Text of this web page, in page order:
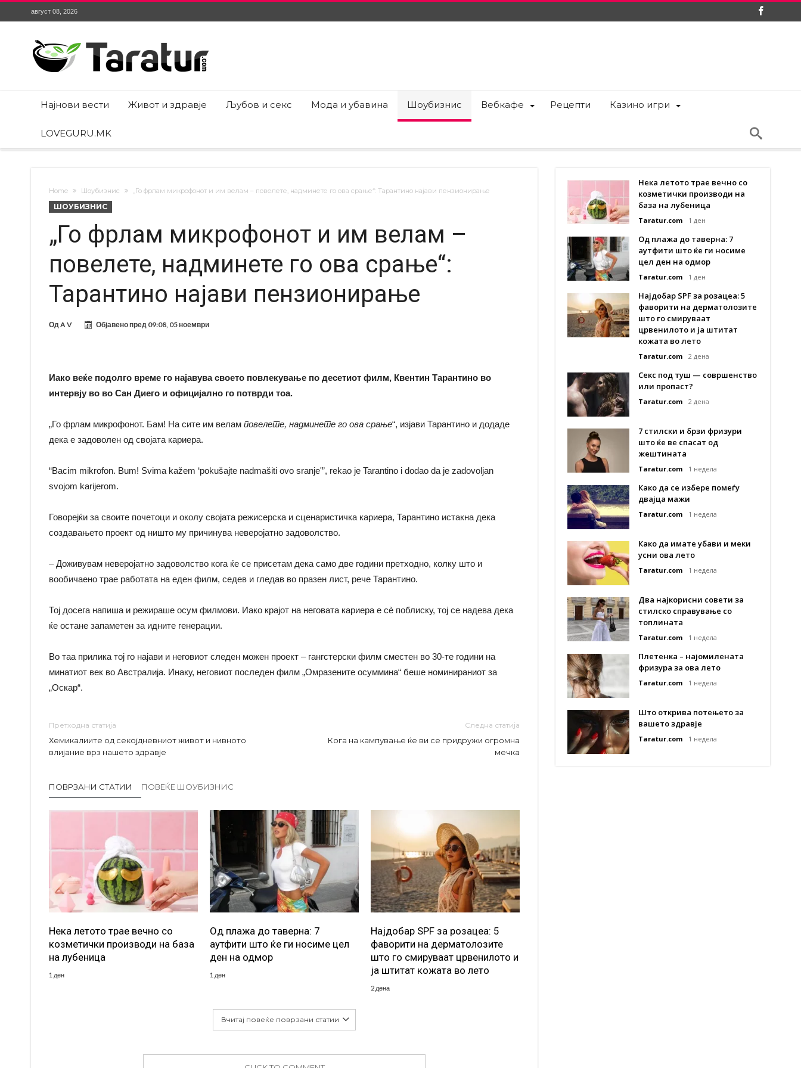
август 08, 2026
Најнови вести Живот и здравје Љубов и секс Мода и убавина Шоубизнис Вебкафе Рецепти Казино игри
LOVEGURU.MK
Home Шоубизнис „Го фрлам микрофонот и им велам – повелете, надминете го ова срање“: Тарантино најави пензионирање
ШОУБИЗНИС
„Го фрлам микрофонот и им велам –
повелете, надминете го ова срање“:
Тарантино најави пензионирање
ОдA V Објавено пред 09:08, 05 ноември
Иако веќе подолго време го најавува своето повлекување по десетиот филм, Квентин Тарантино во
интервју во во Сан Диего и официјално го потврди тоа.
„Го фрлам микрофонот. Бам! На сите им велам повелете, надминете го ова срање“, изјави Тарантино и додаде
дека е задоволен од својата кариера.
“Bacim mikrofon. Bum! Svima kažem ‘pokušajte nadmašiti ovo sranje'”, rekao je Tarantino i dodao da je zadovoljan
svojom karijerom.
Говорејќи за своите почетоци и околу својата режисерска и сценаристичка кариера, Тарантино истакна дека
создавањето проект од ништо му причинува неверојатно задоволство.
– Доживувам неверојатно задоволство кога ќе се присетам дека само две години претходно, колку што и
вообичаено трае работата на еден филм, седев и гледав во празен лист, рече Тарантино.
Тој досега напиша и режираше осум филмови. Иако крајот на неговата кариера е сè поблиску, тој се надева дека
ќе остане запаметен за идните генерации.
Во таа прилика тој го најави и неговиот следен можен проект – гангстерски филм сместен во 30-те години на
минатиот век во Австралија. Инаку, неговиот последен филм „Омразените осуммина“ беше номинираниот за
„Оскар“.
Претходна статија
Хемикалиите од секојдневниот живот и нивното
влијание врз нашето здравје
Следна статија
Кога на кампување ќе ви се придружи огромна
мечка
ПОВРЗАНИ СТАТИИ ПОВЕЌЕ ШОУБИЗНИС
Нека летото трае вечно со
козметички производи на база
на лубеница
1 ден
Од плажа до таверна: 7
аутфити што ќе ги носиме цел
ден на одмор
1 ден
Најдобар SPF за розацеа: 5
фаворити на дерматолозите
што го смируваат црвенилото и
ја штитат кожата во лето
2 дена
Вчитај повеќе поврзани статии
Нека летото трае вечно со
козметички производи на
база на лубеница
Taratur.com 1 ден
Од плажа до таверна: 7
аутфити што ќе ги носиме
цел ден на одмор
Taratur.com 1 ден
Најдобар SPF за розацеа: 5
фаворити на дерматолозите
што го смируваат
црвенилото и ја штитат
кожата во лето
Taratur.com 2 дена
Секс под туш — совршенство
или пропаст?
Taratur.com 2 дена
7 стилски и брзи фризури
што ќе ве спасат од
жештината
Taratur.com 1 недела
Како да се избере помеѓу
двајца мажи
Taratur.com 1 недела
Како да имате убави и меки
усни ова лето
Taratur.com 1 недела
Два најкорисни совети за
стилско справување со
топлината
Taratur.com 1 недела
Плетенка – најомилената
фризура за ова лето
Taratur.com 1 недела
Што открива потењето за
вашето здравје
Taratur.com 1 недела